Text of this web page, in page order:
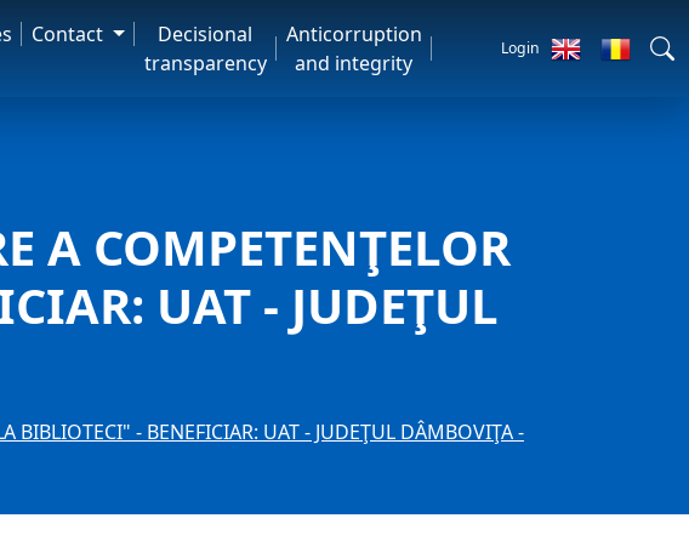
Contact
Decisional
transparency
Anticorruption
and integrity
Login
A COMPETENŢELOR
UAT - JUDEŢUL
BIBLIOTECI" - BENEFICIAR: UAT - JUDEŢUL DÂMBOVIŢA -